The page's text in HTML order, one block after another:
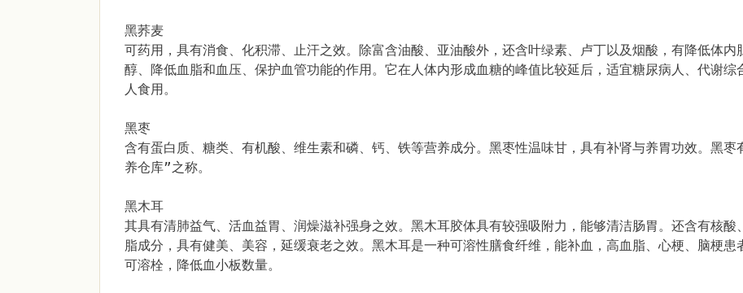
黑荞麦
可药用，具有消食、化积滞、止汗之效。除富含油酸、亚油酸外，还含叶绿素、卢丁以及烟酸，有降低体内
醇、降低血脂和血压、保护血管功能的作用。它在人体内形成血糖的峰值比较延后，适宜糖尿病人、代谢综
人食用。
黑枣
含有蛋白质、糖类、有机酸、维生素和磷、钙、铁等营养成分。黑枣性温味甘，具有补肾与养胃功效。黑枣
养仓库”之称。
黑木耳
其具有清肺益气、活血益胃、润燥滋补强身之效。黑木耳胶体具有较强吸附力，能够清洁肠胃。还含有核酸
脂成分，具有健美、美容，延缓衰老之效。黑木耳是一种可溶性膳食纤维，能补血，高血脂、心梗、脑梗患
可溶栓，降低血小板数量。